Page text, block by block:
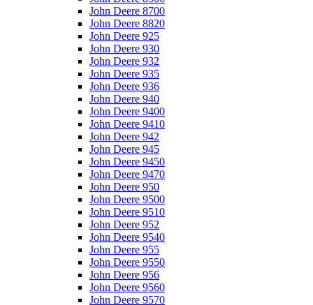
John Deere 8700
John Deere 8820
John Deere 925
John Deere 930
John Deere 932
John Deere 935
John Deere 936
John Deere 940
John Deere 9400
John Deere 9410
John Deere 942
John Deere 945
John Deere 9450
John Deere 9470
John Deere 950
John Deere 9500
John Deere 9510
John Deere 952
John Deere 9540
John Deere 955
John Deere 9550
John Deere 956
John Deere 9560
John Deere 9570